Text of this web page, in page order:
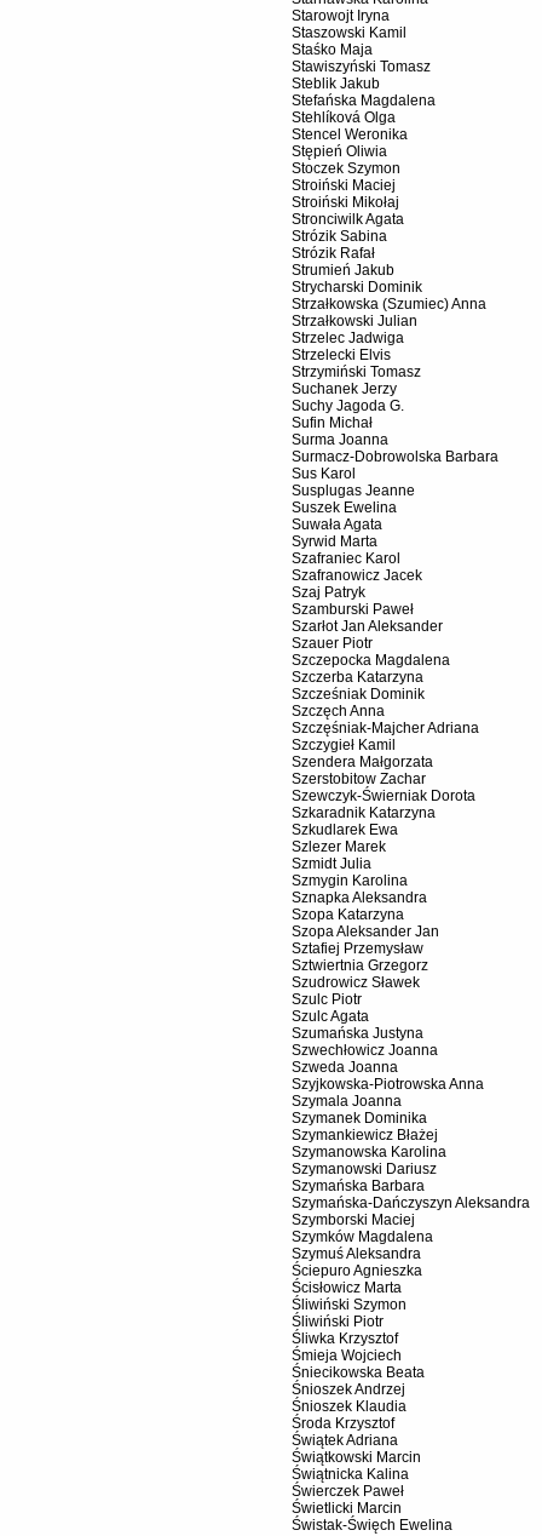
Starowojt Iryna
Staszowski Kamil
Staśko Maja
Stawiszyński Tomasz
Steblik Jakub
Stefańska Magdalena
Stehlíková Olga
Stencel Weronika
Stępień Oliwia
Stoczek Szymon
Stroiński Maciej
Stroiński Mikołaj
Stronciwilk Agata
Strózik Sabina
Strózik Rafał
Strumień Jakub
Strycharski Dominik
Strzałkowska (Szumiec) Anna
Strzałkowski Julian
Strzelec Jadwiga
Strzelecki Elvis
Strzymiński Tomasz
Suchanek Jerzy
Suchy Jagoda G.
Sufin Michał
Surma Joanna
Surmacz-Dobrowolska Barbara
Sus Karol
Susplugas Jeanne
Suszek Ewelina
Suwała Agata
Syrwid Marta
Szafraniec Karol
Szafranowicz Jacek
Szaj Patryk
Szamburski Paweł
Szarłot Jan Aleksander
Szauer Piotr
Szczepocka Magdalena
Szczerba Katarzyna
Szcześniak Dominik
Szczęch Anna
Szczęśniak-Majcher Adriana
Szczygieł Kamil
Szendera Małgorzata
Szerstobitow Zachar
Szewczyk-Świerniak Dorota
Szkaradnik Katarzyna
Szkudlarek Ewa
Szlezer Marek
Szmidt Julia
Szmygin Karolina
Sznapka Aleksandra
Szopa Katarzyna
Szopa Aleksander Jan
Sztafiej Przemysław
Sztwiertnia Grzegorz
Szudrowicz Sławek
Szulc Piotr
Szulc Agata
Szumańska Justyna
Szwechłowicz Joanna
Szweda Joanna
Szyjkowska-Piotrowska Anna
Szymala Joanna
Szymanek Dominika
Szymankiewicz Błażej
Szymanowska Karolina
Szymanowski Dariusz
Szymańska Barbara
Szymańska-Dańczyszyn Aleksandra
Szymborski Maciej
Szymków Magdalena
Szymuś Aleksandra
Ściepuro Agnieszka
Ścisłowicz Marta
Śliwiński Szymon
Śliwiński Piotr
Śliwka Krzysztof
Śmieja Wojciech
Śniecikowska Beata
Śnioszek Andrzej
Śnioszek Klaudia
Środa Krzysztof
Świątek Adriana
Świątkowski Marcin
Świątnicka Kalina
Świerczek Paweł
Świetlicki Marcin
Świstak-Święch Ewelina